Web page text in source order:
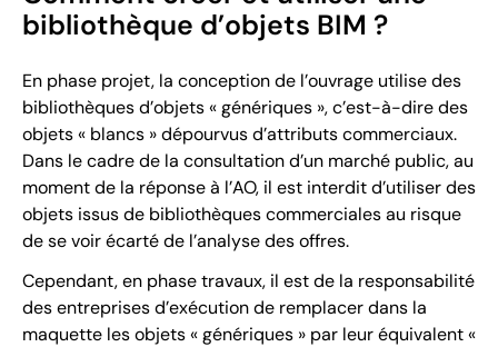
bibliothèque d’objets BIM ?
En phase projet, la conception de l’ouvrage utilise des
bibliothèques d’objets « génériques », c’est-à-dire des
objets « blancs » dépourvus d’attributs commerciaux.
Dans le cadre de la consultation d’un marché public, au
moment de la réponse à l’AO, il est interdit d’utiliser des
objets issus de bibliothèques commerciales au risque
de se voir écarté de l’analyse des offres.
Cependant, en phase travaux, il est de la responsabilité
des entreprises d’exécution de remplacer dans la
maquette les objets « génériques » par leur équivalent «